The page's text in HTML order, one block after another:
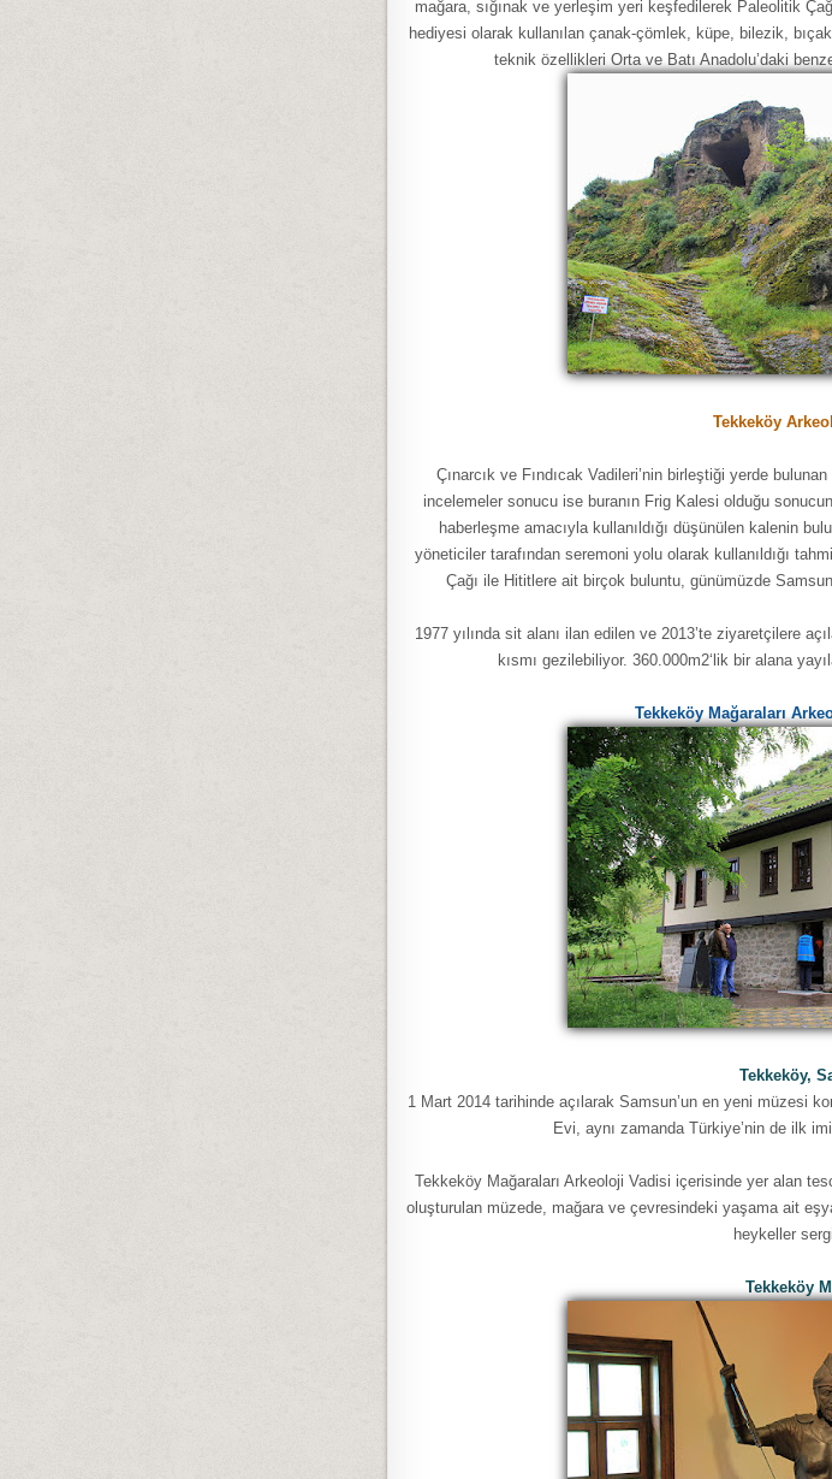
mağara, sığınak ve yerleşim yeri keşfedilerek Paleolitik
hediyesi olarak kullanılan çanak-çömlek, küpe, bilezik,
teknik özellikleri Orta ve Batı Anadolu’daki
Tekkeköy
Çınarcık ve Fındıcak Vadileri’nin birleştiği yerde
incelemeler sonucu ise buranın Frig Kalesi olduğu
haberleşme amacıyla kullanıldığı düşünülen kalenin
yöneticiler tarafından seremoni yolu olarak kullanıldığı
Çağı ile Hititlere ait birçok buluntu, günümüzde
1977 yılında sit alanı ilan edilen ve 2013’te ziyaretçilere
kısmı gezilebiliyor. 360.000m2‘lik bir alana
Tekkeköy Mağaraları
Tekkeköy,
1 Mart 2014 tarihinde açılarak Samsun’un en yeni müzesi
Evi, aynı zamanda Türkiye’nin de ilk
Tekkeköy Mağaraları Arkeoloji Vadisi içerisinde yer alan
oluşturulan müzede, mağara ve çevresindeki yaşama ait
heykeller
Tekkeköy